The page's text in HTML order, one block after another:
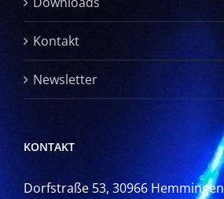
Kontakt
Newsletter
KONTAKT
Dorfstraße 53, 30966 Hemmingen